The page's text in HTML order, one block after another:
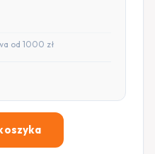
od 1000 zł